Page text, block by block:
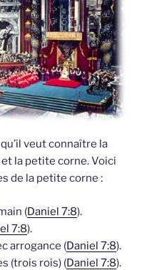
veut connaître la
la petite corne. Voici
de la petite corne :
(Daniel 7:8).
7:8).
arrogance (Daniel 7:8).
(trois rois) (Daniel 7:8).